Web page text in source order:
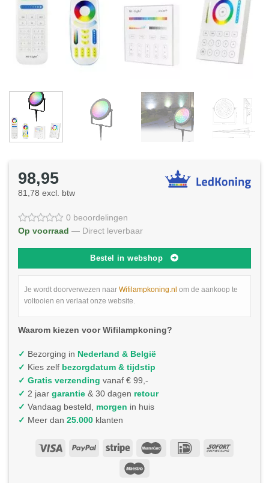
98,95
81,78 excl. btw
0 beoordelingen
Op voorraad — Direct leverbaar
Bestel in webshop
Je wordt doorverwezen naar Wifilampkoning.nl om de aankoop te
voltooien en verlaat onze website.
Waarom kiezen voor Wifilampkoning?
✓ Bezorging in Nederland & België
✓ Kies zelf bezorgdatum & tijdstip
✓ Gratis verzending vanaf € 99,-
✓ 2 jaar garantie & 30 dagen retour
✓ Vandaag besteld, morgen in huis
✓ Meer dan 25.000 klanten